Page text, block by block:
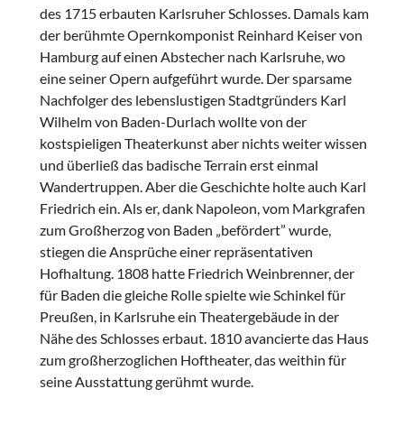
des 1715 erbauten Karlsruher Schlosses. Damals kam
der berühmte Opernkomponist Reinhard Keiser von
Hamburg auf einen Abstecher nach Karlsruhe, wo
eine seiner Opern aufgeführt wurde. Der sparsame
Nachfolger des lebenslustigen Stadtgründers Karl
Wilhelm von Baden-Durlach wollte von der
kostspieligen Theaterkunst aber nichts weiter wissen
und überließ das badische Terrain erst einmal
Wandertruppen. Aber die Geschichte holte auch Karl
Friedrich ein. Als er, dank Napoleon, vom Markgrafen
zum Großherzog von Baden „befördert” wurde,
stiegen die Ansprüche einer repräsentativen
Hofhaltung. 1808 hatte Friedrich Weinbrenner, der
für Baden die gleiche Rolle spielte wie Schinkel für
Preußen, in Karlsruhe ein Theatergebäude in der
Nähe des Schlosses erbaut. 1810 avancierte das Haus
zum großherzoglichen Hoftheater, das weithin für
seine Ausstattung gerühmt wurde.